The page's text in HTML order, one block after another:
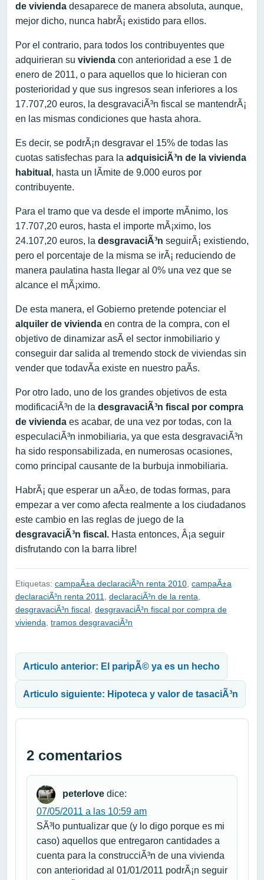
de vivienda desaparece de manera absoluta, aunque,
mejor dicho, nunca habrÃ¡ existido para ellos.
Por el contrario, para todos los contribuyentes que
adquirieran su vivienda con anterioridad a ese 1 de
enero de 2011, o para aquellos que lo hicieran con
posterioridad y que sus ingresos sean inferiores a los
17.707,20 euros, la desgravaciÃ³n fiscal se mantendrÃ¡
en las mismas condiciones que hasta ahora.
Es decir, se podrÃ¡n desgravar el 15% de todas las
cuotas satisfechas para la adquisiciÃ³n de la vivienda
habitual , hasta un lÃ­mite de 9.000 euros por
contribuyente.
Para el tramo que va desde el importe mÃ­nimo, los
17.707,20 euros, hasta el importe mÃ¡ximo, los
24.107,20 euros, la desgravaciÃ³n seguirÃ¡ existiendo,
pero el porcentaje de la misma se irÃ¡ reduciendo de
manera paulatina hasta llegar al 0% una vez que se
alcance el mÃ¡ximo.
De esta manera, el Gobierno pretende potenciar el
alquiler de vivienda en contra de la compra, con el
objetivo de dinamizar asÃ­ el sector inmobiliario y
conseguir dar salida al tremendo stock de viviendas sin
vender que todavÃ­a existe en nuestro paÃ­s.
Por otro lado, uno de los grandes objetivos de esta
modificaciÃ³n de la desgravaciÃ³n fiscal por compra
de vivienda es acabar, de una vez por todas, con la
especulaciÃ³n inmobiliaria, ya que esta desgravaciÃ³n
ha sido responsabilizada, en numerosas ocasiones,
como principal causante de la burbuja inmobiliaria.
HabrÃ¡ que esperar un aÃ±o, de todas formas, para
empezar a ver como afecta realmente a los ciudadanos
este cambio en las reglas de juego de la
desgravaciÃ³n fiscal. Hasta entonces, Â¡a seguir
disfrutando con la barra libre!
Etiquetas: campaÃ±a declaraciÃ³n renta 2010 campaÃ±a
declaraciÃ³n renta 2011
declaraciÃ³n de la renta
desgravaciÃ³n fiscal desgravaciÃ³n fiscal por compra de
vivienda tramos desgravaciÃ³n
Articulo anterior: El paripÃ© ya es un hecho
Articulo siguiente: Hipoteca y valor de tasaciÃ³n
2 comentarios
peterlove dice:
07/05/2011 a las 10:59 am
SÃ³lo puntualizar que (y lo digo porque es mi
caso) aquellos que entregaron cantidades a
cuenta para la construcciÃ³n de una vivienda
con anterioridad al 01/01/2011 podrÃ¡n seguir